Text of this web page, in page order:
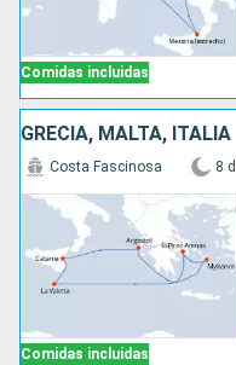
Comidas incluidas
GRECIA, MALTA, ITALIA
Comidas incluidas
Costa Fascinosa 8 d